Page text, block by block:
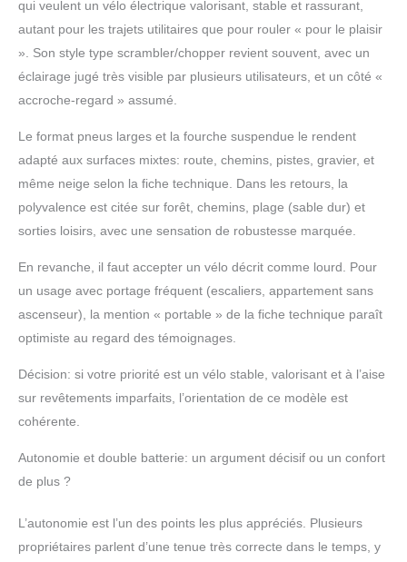
jusqu'à 150 km avec le
modèle d'assistance au
pédalage. 【Excellentes
ce vélo électrique est
mécanique parfait, qui
peut facilement faire face
à toutes sortes de
terrains accidentés, vous
offrant une expérience
de conduite plus douce
vélos électriques est
équipé de freins à double
disque à l'avant et à
l'arrière pour un freinage
stable. Les freins ont une
meilleure performance
【Tout terrain】Velo
pouces. Le pneu neige
plus large de ce vélo
qui veulent un vélo électrique valorisant, stable et rassurant,
autant pour les trajets utilitaires que pour rouler « pour le plaisir
». Son style type scrambler/chopper revient souvent, avec un
éclairage jugé très visible par plusieurs utilisateurs, et un côté «
accroche-regard » assumé.
Le format pneus larges et la fourche suspendue le rendent
adapté aux surfaces mixtes: route, chemins, pistes, gravier, et
même neige selon la fiche technique. Dans les retours, la
polyvalence est citée sur forêt, chemins, plage (sable dur) et
sorties loisirs, avec une sensation de robustesse marquée.
En revanche, il faut accepter un vélo décrit comme lourd. Pour
un usage avec portage fréquent (escaliers, appartement sans
ascenseur), la mention « portable » de la fiche technique paraît
optimiste au regard des témoignages.
Décision: si votre priorité est un vélo stable, valorisant et à l’aise
sur revêtements imparfaits, l’orientation de ce modèle est
cohérente.
Autonomie et double batterie: un argument décisif ou un confort
de plus ?
L’autonomie est l’un des points les plus appréciés. Plusieurs
propriétaires parlent d’une tenue très correcte dans le temps, y